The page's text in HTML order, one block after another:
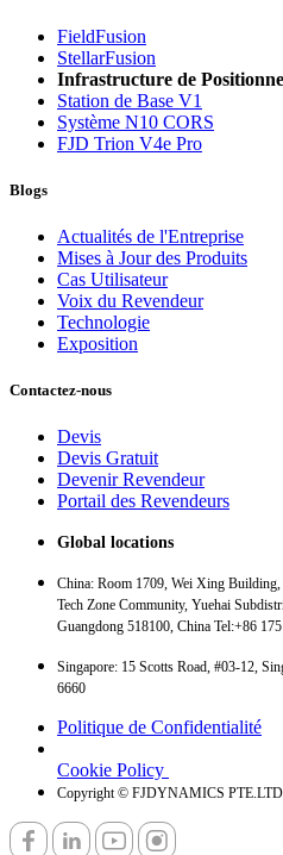
FieldFusion
StellarFusion
Infrastructure de
Station de Base V1
Système N10 CORS
FJD Trion V4e Pro
Blogs
Actualités de l'Entreprise
Mises à Jour des Produits
Cas Utilisateur
Voix du Revendeur
Technologie
Exposition
Contactez-nous
Devis
Devis Gratuit
Devenir Revendeur
Portail des Revendeurs
Global locations
China: Room 1709, Wei Xing
Tech Zone Community, Yuehai
Guangdong 518100, China Tel:+86
Singapore: 15 Scotts Road, #03-12,
6660
Politique de Confidentialité
Cookie Policy
Copyright © FJDYNAMICS